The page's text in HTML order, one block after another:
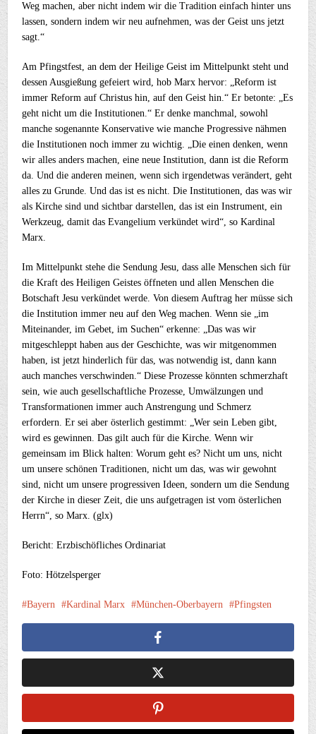
Weg machen, aber nicht indem wir die Tradition einfach hinter uns
lassen, sondern indem wir neu aufnehmen, was der Geist uns jetzt
sagt.“
Am Pfingstfest, an dem der Heilige Geist im Mittelpunkt steht und
dessen Ausgießung gefeiert wird, hob Marx hervor: „Reform ist
immer Reform auf Christus hin, auf den Geist hin.“ Er betonte: „Es
geht nicht um die Institutionen.“ Er denke manchmal, sowohl
manche sogenannte Konservative wie manche Progressive nähmen
die Institutionen noch immer zu wichtig. „Die einen denken, wenn
wir alles anders machen, eine neue Institution, dann ist die Reform
da. Und die anderen meinen, wenn sich irgendetwas verändert, geht
alles zu Grunde. Und das ist es nicht. Die Institutionen, das was wir
als Kirche sind und sichtbar darstellen, das ist ein Instrument, ein
Werkzeug, damit das Evangelium verkündet wird“, so Kardinal
Marx.
Im Mittelpunkt stehe die Sendung Jesu, dass alle Menschen sich für
die Kraft des Heiligen Geistes öffneten und allen Menschen die
Botschaft Jesu verkündet werde. Von diesem Auftrag her müsse sich
die Institution immer neu auf den Weg machen. Wenn sie „im
Miteinander, im Gebet, im Suchen“ erkenne: „Das was wir
mitgeschleppt haben aus der Geschichte, was wir mitgenommen
haben, ist jetzt hinderlich für das, was notwendig ist, dann kann
auch manches verschwinden.“ Diese Prozesse könnten schmerzhaft
sein, wie auch gesellschaftliche Prozesse, Umwälzungen und
Transformationen immer auch Anstrengung und Schmerz
erfordern. Er sei aber österlich gestimmt: „Wer sein Leben gibt,
wird es gewinnen. Das gilt auch für die Kirche. Wenn wir
gemeinsam im Blick halten: Worum geht es? Nicht um uns, nicht
um unsere schönen Traditionen, nicht um das, was wir gewohnt
sind, nicht um unsere progressiven Ideen, sondern um die Sendung
der Kirche in dieser Zeit, die uns aufgetragen ist vom österlichen
Herrn“, so Marx. (glx)
Bericht: Erzbischöfliches Ordinariat
Foto: Hötzelsperger
Bayern Kardinal Marx München-Oberbayern Pfingsten